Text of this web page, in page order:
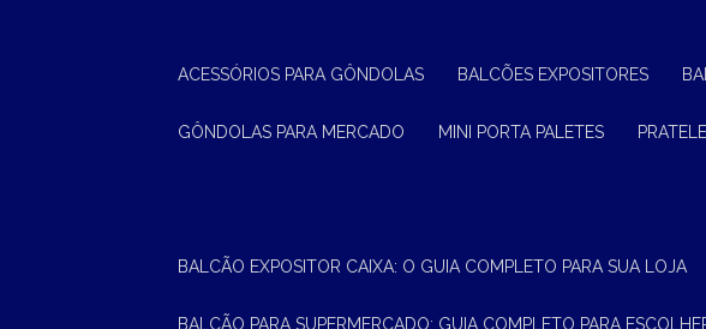
ACESSÓRIOS PARA GÔNDOLAS BALCÕES EXPOSITORES
GÔNDOLAS PARA MERCADO MINI PORTA PALETES
BALCÃO EXPOSITOR CAIXA: O GUIA COMPLETO PARA SUA LOJA
BALCÃO PARA SUPERMERCADO: GUIA COMPLETO PARA